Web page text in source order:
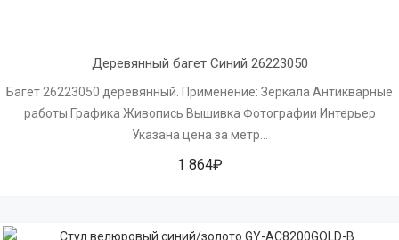
Деревянный багет Синий 26223050
Багет 26223050 деревянный. Применение: Зеркала Антикварные
работы Графика Живопись Вышивка Фотографии Интерьер
Указана цена за метр...
1 864₽